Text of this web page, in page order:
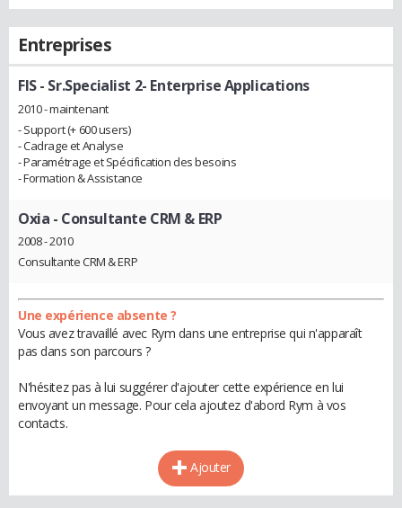
Entreprises
FIS- Sr.Specialist 2- Enterprise Applications
2010 - maintenant
- Support (+ 600 users)
- Cadrage et Analyse
- Paramétrage et Spécification des besoins
- Formation & Assistance
Oxia - Consultante CRM & ERP
2008 - 2010
Consultante CRM & ERP
Une expérience absente ?
Vous avez travaillé avec Rym dans une entreprise qui n'apparaît
pas dans son parcours ?
N'hésitez pas à lui suggérer d'ajouter cette expérience en lui
envoyant un message. Pour cela ajoutez d'abord Rym à vos
contacts.
Ajouter